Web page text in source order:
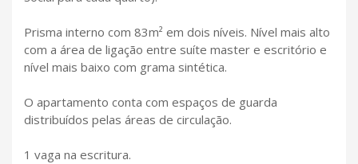
Prisma interno com 83m² em dois níveis. Nível mais alto
com a área de ligação entre suíte master e escritório e
nível mais baixo com grama sintética.
O apartamento conta com espaços de guarda
distribuídos pelas áreas de circulação.
1 vaga na escritura.